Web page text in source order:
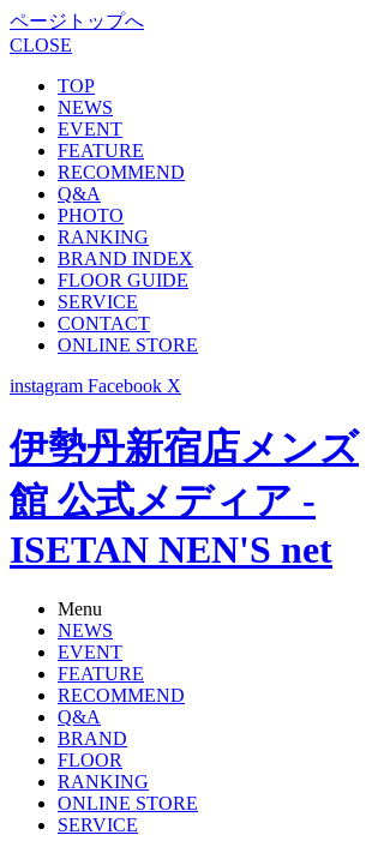
ページトップへ
CLOSE
TOP
NEWS
EVENT
FEATURE
RECOMMEND
Q&A
PHOTO
RANKING
BRAND INDEX
FLOOR GUIDE
SERVICE
CONTACT
ONLINE STORE
instagram Facebook X
伊勢丹新宿店メンズ
館 公式メディア -
ISETAN NEN'S net
Menu
NEWS
EVENT
FEATURE
RECOMMEND
Q&A
BRAND
FLOOR
RANKING
ONLINE STORE
SERVICE